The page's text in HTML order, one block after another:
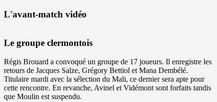
L'avant-match vidéo
Le groupe clermontois
Régis Brouard a convoqué un groupe de 17 joueurs. Il enregistre les
retours de Jacques Salze, Grégory Bettiol et Mana Dembélé.
Titulaire mardi avec la sélection du Mali, ce dernier sera apte pour
cette rencontre. En revanche, Avinel et Vidémont sont forfaits tandis
que Moulin est suspendu.